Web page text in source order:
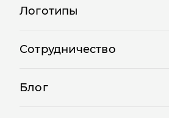
Логотипы
Сотрудничество
Блог